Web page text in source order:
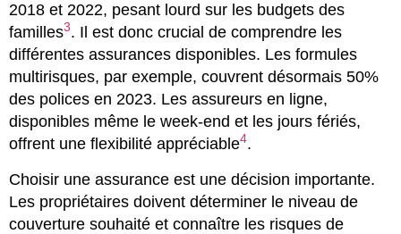
2018 et 2022, pesant lourd sur les budgets des
familles3. Il est donc crucial de comprendre les
différentes assurances disponibles. Les formules
multirisques, par exemple, couvrent désormais 50%
des polices en 2023. Les assureurs en ligne,
disponibles même le week-end et les jours fériés,
offrent une flexibilité appréciable4.
Choisir une assurance est une décision importante.
Les propriétaires doivent déterminer le niveau de
couverture souhaité et connaître les risques de